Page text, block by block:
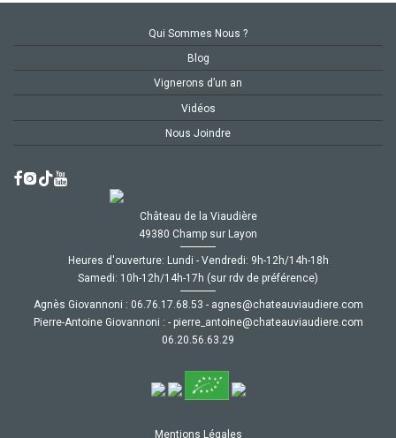
Qui Sommes Nous ?
Blog
Vignerons d’un an
Vidéos
Nous Joindre
Château de la Viaudière
49380 Champ sur Layon
Heures d'ouverture: Lundi - Vendredi: 9h-12h/14h-18h
Samedi: 10h-12h/14h-17h (sur rdv de préférence)
Agnès Giovannoni : moc.ereiduaivuaetahc@senga
-
35.86.71.67.60
Pierre-Antoine Giovannoni :
moc.ereiduaivuaetahc@eniotna_erreip
-
92.36.65.02.60
Mentions Légales